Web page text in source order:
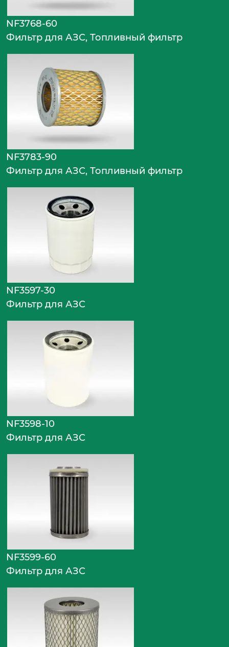
NF3768-60
Фильтр для АЗС, Топливный фильтр
NF3783-90
Фильтр для АЗС, Топливный фильтр
NF3597-30
Фильтр для АЗС
NF3598-10
Фильтр для АЗС
NF3599-60
Фильтр для АЗС